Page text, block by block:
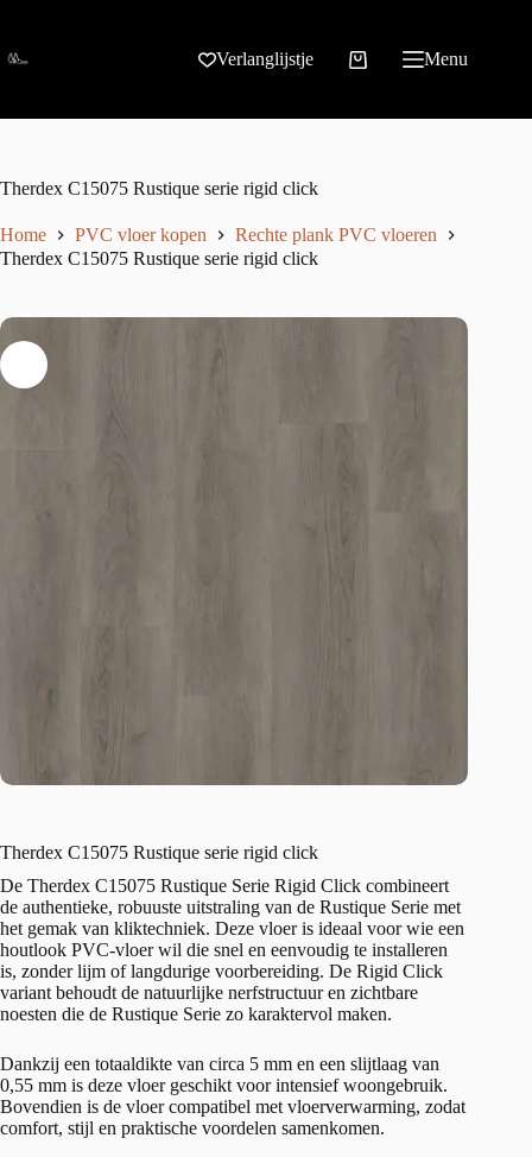
Verlanglijstje Menu
Therdex C15075 Rustique serie rigid click
Home PVC vloer kopen
Rechte plank PVC vloeren
Therdex C15075 Rustique serie rigid click
Therdex C15075 Rustique serie rigid click
De Therdex C15075 Rustique Serie Rigid Click combineert
de authentieke, robuuste uitstraling van de Rustique Serie met
het gemak van kliktechniek. Deze vloer is ideaal voor wie een
houtlook PVC-vloer wil die snel en eenvoudig te installeren
is, zonder lijm of langdurige voorbereiding. De Rigid Click
variant behoudt de natuurlijke nerfstructuur en zichtbare
noesten die de Rustique Serie zo karaktervol maken.
Dankzij een totaaldikte van circa 5 mm en een slijtlaag van
0,55 mm is deze vloer geschikt voor intensief woongebruik.
Bovendien is de vloer compatibel met vloerverwarming, zodat
comfort, stijl en praktische voordelen samenkomen.